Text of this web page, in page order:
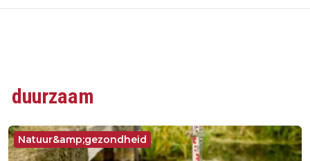
duurzaam
Natuur&amp;gezondheid